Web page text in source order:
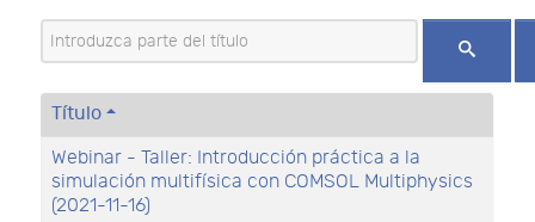
Introduzca parte del título
Título
Webinar - Taller: Introducción práctica a la
simulación multifísica con COMSOL Multiphysics
(2021-11-16)